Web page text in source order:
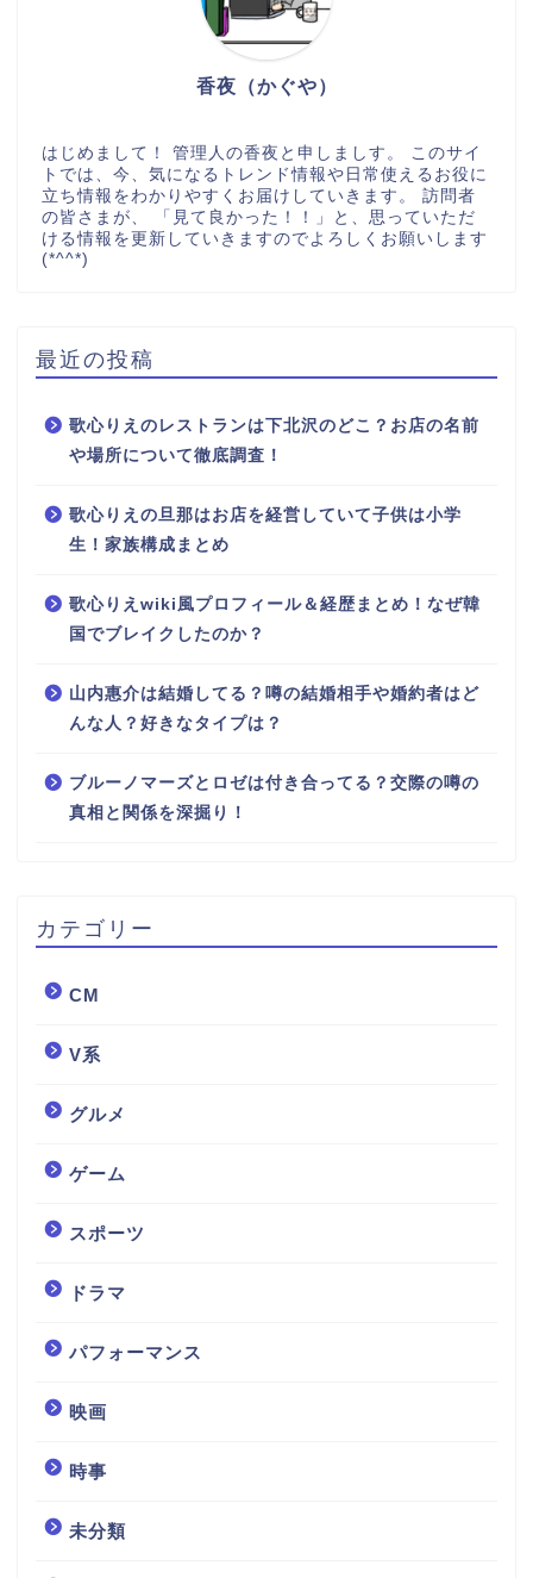
香夜（かぐや）
はじめまして！ 管理人の香夜と申しましす。 このサイ
トでは、今、気になるトレンド情報や日常使えるお役に
立ち情報をわかりやすくお届けしていきます。 訪問者
の皆さまが、 「見て良かった！！」と、思っていただ
ける情報を更新していきますのでよろしくお願いします
(*^^*)
最近の投稿
歌心りえのレストランは下北沢のどこ？お店の名前
や場所について徹底調査！
歌心りえの旦那はお店を経営していて子供は小学
生！家族構成まとめ
歌心りえwiki風プロフィール＆経歴まとめ！なぜ韓
国でブレイクしたのか？
山内惠介は結婚してる？噂の結婚相手や婚約者はど
んな人？好きなタイプは？
ブルーノマーズとロゼは付き合ってる？交際の噂の
真相と関係を深掘り！
カテゴリー
CM
V系
グルメ
ゲーム
スポーツ
ドラマ
パフォーマンス
映画
時事
未分類